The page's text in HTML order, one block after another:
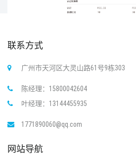
联系方式
广州市天河区大灵山路61号9栋303
陈经理：15800042604
叶经理：13144455935
1771890060@qq.com
网站导航